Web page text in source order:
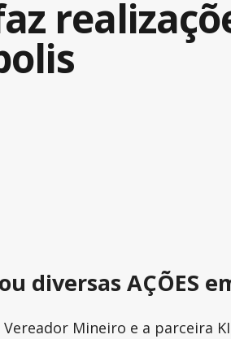
diversas AÇÕES
Mineiro e a parceira